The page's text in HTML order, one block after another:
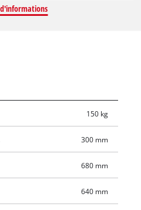
de 150 kilogrammes et
profilés d'angle robustes et
durable. Pour permettre
le chevalet de scie à
et 600 mm. Il peut être replié
d'espace dans la remise, le
de temps jusqu'à ce qu'il soit
150 kg
300 mm
680 mm
640 mm